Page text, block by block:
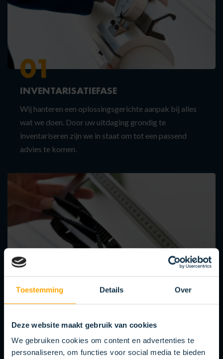
Toestemming Details Over
Deze website maakt gebruik van cookies
We gebruiken cookies om content en advertenties te
personaliseren, om functies voor social media te bieden
01
INVENTARISATIEFASE
Wij hanteren een oplossingsgerichte aanpak bij alles
wat we doen. Door uw uitdaging grondig te
inventariseren zijn we in staat om tot een passend
advies te komen.
02
Het advies wordt omgezet tot een passend oplossing.
Dankzij onze vakkundige medewerkers en ons